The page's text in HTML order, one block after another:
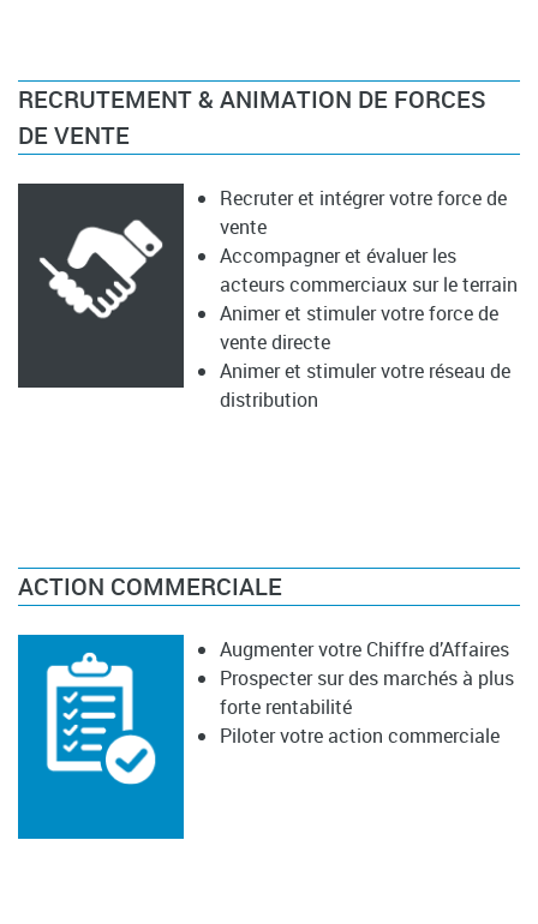
RECRUTEMENT & ANIMATION DE FORCES
DE VENTE
Recruter et intégrer votre force de
vente
Accompagner et évaluer les
acteurs commerciaux sur le terrain
Animer et stimuler votre force de
vente directe
Animer et stimuler votre réseau de
distribution
ACTION COMMERCIALE
Augmenter votre Chiffre d’Affaires
Prospecter sur des marchés à plus
forte rentabilité
Piloter votre action commerciale